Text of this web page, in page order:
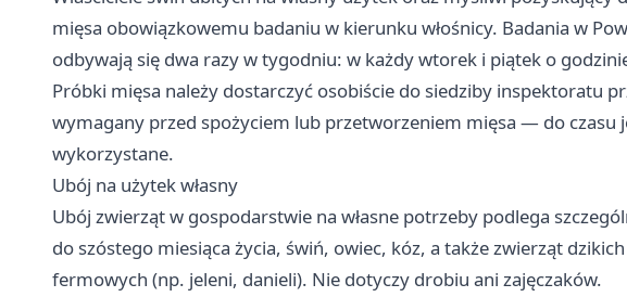
mięsa obowiązkowemu badaniu w kierunku włośnicy. Badania w
odbywają się dwa razy w tygodniu: w każdy wtorek i piątek o
Próbki mięsa należy dostarczyć osobiście do siedziby inspektoratu
wymagany przed spożyciem lub przetworzeniem mięsa — do czasu
wykorzystane.
Ubój na użytek własny
Ubój zwierząt w gospodarstwie na własne potrzeby podlega
do szóstego miesiąca życia, świń, owiec, kóz, a także zwierząt
fermowych (np. jeleni, danieli). Nie dotyczy drobiu ani zajęczaków.